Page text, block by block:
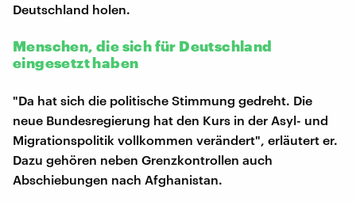
Deutschland holen.
Menschen, die sich für Deutschland
eingesetzt haben
"Da hat sich die politische Stimmung gedreht. Die
neue Bundesregierung hat den Kurs in der Asyl- und
Migrationspolitik vollkommen verändert", erläutert er.
Dazu gehören neben Grenzkontrollen auch
Abschiebungen nach Afghanistan.